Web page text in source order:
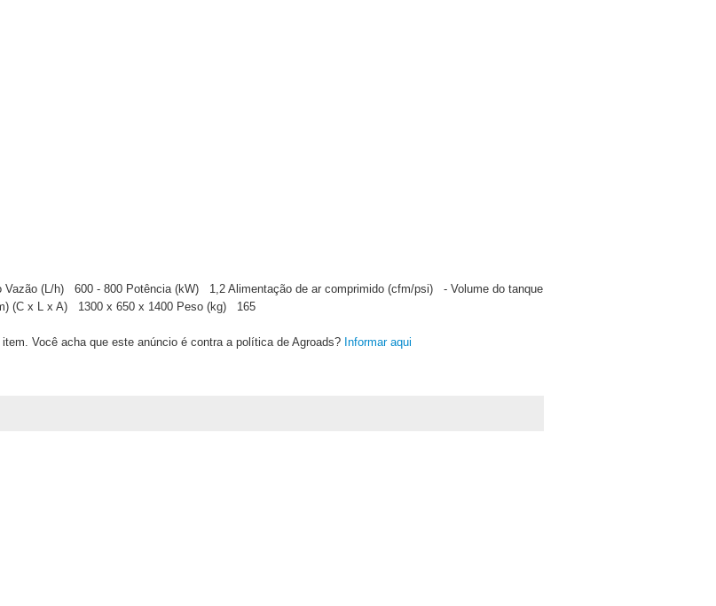
Vazão (L/h) 600 - 800 Potência (kW) 1,2 Alimentação de ar comprimido (cfm/psi) - Volume do tanque
(C x L x A) 1300 x 650 x 1400 Peso (kg) 165
Você acha que este anúncio é contra a política de Agroads? Informar aqui